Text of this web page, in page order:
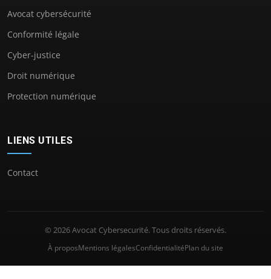
Avocat cybersécurité
Conformité légale
Cyber-justice
Droit numérique
Protection numérique
LIENS UTILES
Contact
© 2026 Avocat Cybersecurité. Tous droits réservés.
À proposMentions légalesConfidentialitéPlan du site